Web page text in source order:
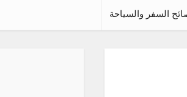
السفر والسياحة